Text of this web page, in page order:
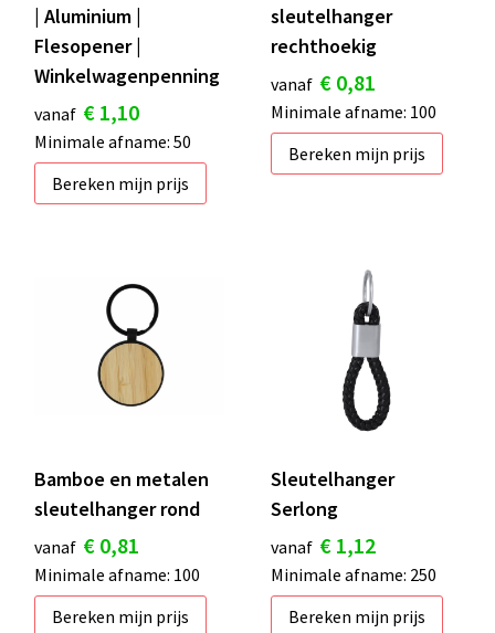
| Aluminium |
Flesopener |
Winkelwagenpenning
vanaf € 1,10
Minimale afname: 50
Bereken mijn prijs
sleutelhanger
rechthoekig
vanaf € 0,81
Minimale afname: 100
Bereken mijn prijs
Bamboe en metalen
sleutelhanger rond
vanaf € 0,81
Minimale afname: 100
Bereken mijn prijs
Sleutelhanger
Serlong
vanaf € 1,12
Minimale afname: 250
Bereken mijn prijs